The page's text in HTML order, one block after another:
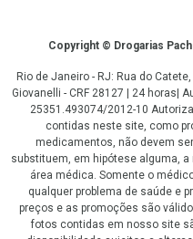
CopyrightCopyright © Drogarias
Rio de Janeiro - RJ: Rua do
Giovanelli - CRF 28127 | 24 horas|
25351.493074/2012-10
contidas neste site, como
medicamentos, não devem
substituem, em hipótese alguma,
área médica. Somente o
qualquer problema de saúde e
preços e as promoções são
fotos contidas em nosso site